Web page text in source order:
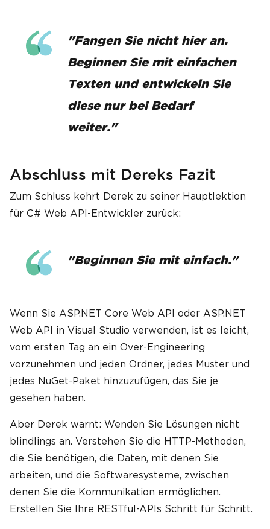
"Fangen Sie nicht hier an.
Beginnen Sie mit einfachen
Texten und entwickeln Sie
diese nur bei Bedarf
weiter."
Abschluss mit Dereks Fazit
Zum Schluss kehrt Derek zu seiner Hauptlektion
für C# Web API-Entwickler zurück:
"Beginnen Sie mit einfach."
Wenn Sie ASP.NET Core Web API oder ASP.NET
Web API in Visual Studio verwenden, ist es leicht,
vom ersten Tag an ein Over-Engineering
vorzunehmen und jeden Ordner, jedes Muster und
jedes NuGet-Paket hinzuzufügen, das Sie je
gesehen haben.
Aber Derek warnt: Wenden Sie Lösungen nicht
blindlings an. Verstehen Sie die HTTP-Methoden,
die Sie benötigen, die Daten, mit denen Sie
arbeiten, und die Softwaresysteme, zwischen
denen Sie die Kommunikation ermöglichen.
Erstellen Sie Ihre RESTful-APIs Schritt für Schritt.